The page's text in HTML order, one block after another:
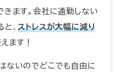
ます。会社に通勤しない
と、ストレスが大幅に減り
ます！
ないのでどこでも自由に